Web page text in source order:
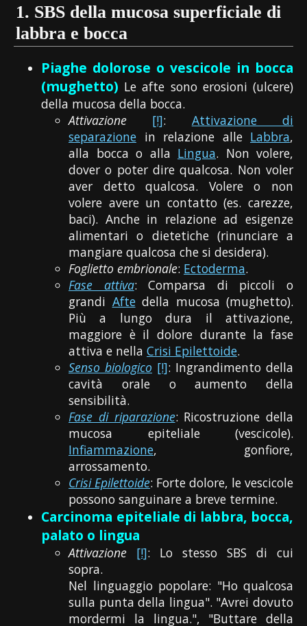
1. SBS della mucosa superficiale di
labbra e bocca
Piaghe dolorose o vescicole in bocca
(mughetto) Le afte sono erosioni (ulcere)
della mucosa della bocca.
Attivazione
[!]: Attivazione di
separazione in relazione alle Labbra,
alla bocca o alla Lingua. Non volere,
dover o poter dire qualcosa. Non voler
aver detto qualcosa. Volere o non
volere avere un contatto (es. carezze,
baci). Anche in relazione ad esigenze
alimentari o dietetiche (rinunciare a
mangiare qualcosa che si desidera).
Foglietto embrionale: Ectoderma.
Fase attiva: Comparsa di piccoli o
grandi Aftedella mucosa (mughetto).
Più a lungo dura il attivazione,
maggiore è il dolore durante la fase
attiva e nella Crisi Epilettoide.
Senso biologico [!]: Ingrandimento della
cavità orale o aumento della
sensibilità.
Fase di riparazione: Ricostruzione della
mucosa epiteliale (vescicole).
Infiammazione, gonfiore,
arrossamento.
Crisi Epilettoide: Forte dolore, le vescicole
possono sanguinare a breve termine.
Carcinoma epiteliale di labbra, bocca,
palato o lingua
Attivazione [!]: Lo stesso SBS di cui
sopra.
Nel linguaggio popolare: "Ho qualcosa
sulla punta della lingua". "Avrei dovuto
mordermi la lingua.", "Buttare della